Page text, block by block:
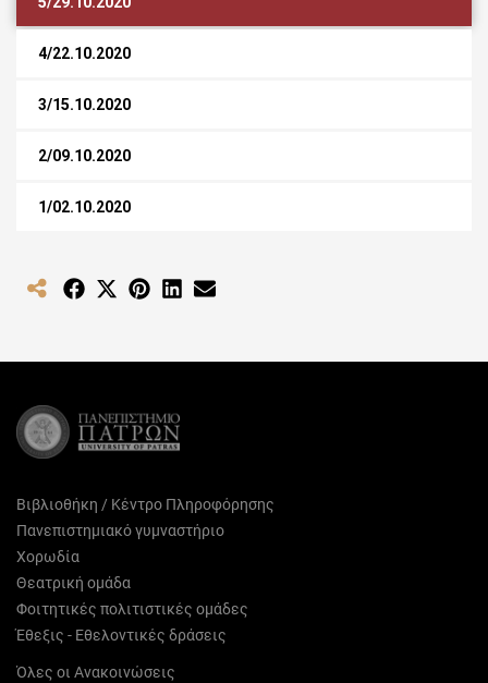
4/22.10.2020
3/15.10.2020
2/09.10.2020
1/02.10.2020
Share Share
(Twitter)
Share Share
Βιβλιοθήκη / Κέντρο Πληροφόρησης
Πανεπιστημιακό γυμναστήριο
Χορωδία
Θεατρική ομάδα
Φοιτητικές πολιτιστικές ομάδες
Έθεξις - Εθελοντικές δράσεις
Όλες οι Ανακοινώσεις